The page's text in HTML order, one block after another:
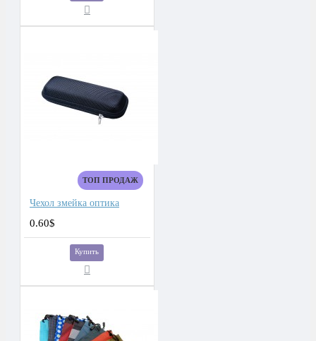
ТОП ПРОДАЖ
Чехол змейка оптика
0.60$
Купить